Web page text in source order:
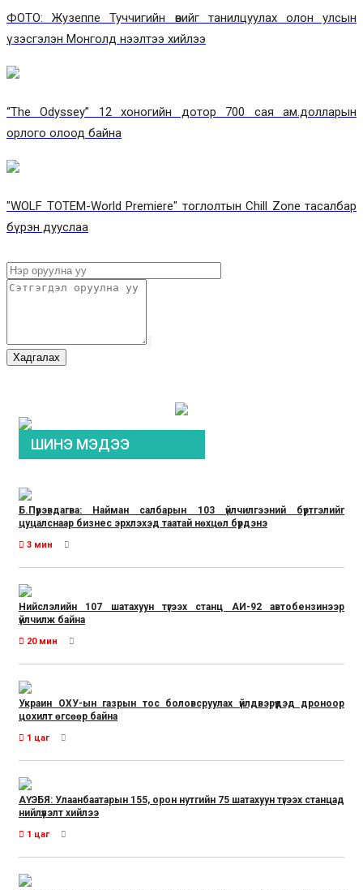
ФОТО: Жузеппе Туччигийн өвийг танилцуулах олон улсын
үзэсгэлэн Монголд нээлтээ хийлээ
“The Odyssey” 12 хоногийн дотор 700 сая ам.долларын
орлого олоод байна
"WOLF TOTEM-World Premiere" тоглолтын Chill Zone тасалбар
бүрэн дууслаа
Хадгалах
ШИНЭ МЭДЭЭ
Б.Пүрэвдагва: Найман салбарын 103 үйлчилгээний бүртгэлийг
цуцалснаар бизнес эрхлэхэд таатай нөхцөл бүрдэнэ
3 мин
Нийслэлийн 107 шатахуун түгээх станц АИ-92 автобензинээр
үйлчилж байна
20 мин
Украин ОХУ-ын газрын тос боловсруулах үйлдвэрүүдэд дроноор
цохилт өгсөөр байна
1 цаг
АҮЭБЯ: Улаанбаатарын 155, орон нутгийн 75 шатахуун түгээх станцад
нийлүүлэлт хийлээ
1 цаг